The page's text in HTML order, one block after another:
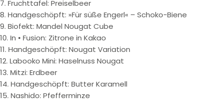
7. Fruchttafel: Preiselbeer
8. Handgeschöpft: »Für süße Engerl« – Schoko-Biene
9. Biofekt: Mandel Nougat Cube
10. In • Fusion: Zitrone in Kakao
11. Handgeschöpft: Nougat Variation
12. Labooko Mini: Haselnuss Nougat
13. Mitzi: Erdbeer
14. Handgeschöpft: Butter Karamell
15. Nashido: Pfefferminze